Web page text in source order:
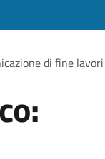
di fine lavori